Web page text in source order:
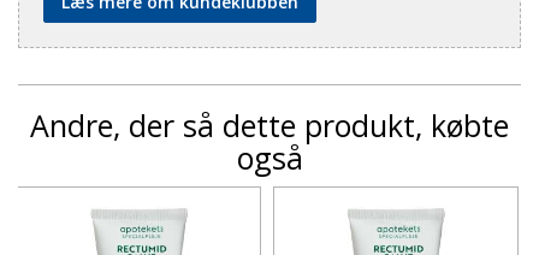
Andre, der så dette produkt, købte
også